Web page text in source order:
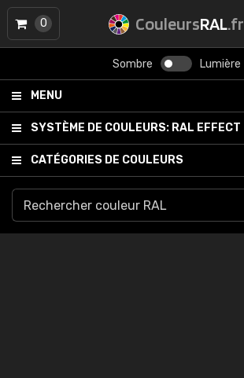
CouleursRAL.fr
Sombre Lumière
MENU
SYSTÈME DE COULEURS: RAL EFFECT
CATÉGORIES DE COULEURS
0